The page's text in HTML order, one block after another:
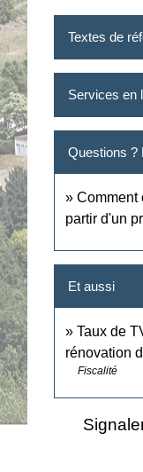
Textes de
Services en
Questions ?
Comment
partir d'un
Et aussi
Taux de
rénovation
Fiscalité